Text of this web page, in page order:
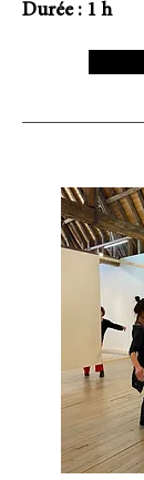
Durée : 1 h